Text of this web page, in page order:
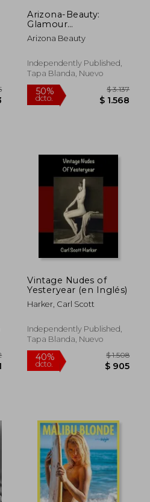
50%
dcto. $
Arizona-Beauty:
Glamour
Photography on the
road Cityviews of MSP
Arizona Beauty
Independently Published,
Tapa Blanda, Nuevo
Vintage Nudes of
Yesteryear (en Inglés)
Harker, Carl Scott
Independently Published,
Tapa Blanda, Nuevo